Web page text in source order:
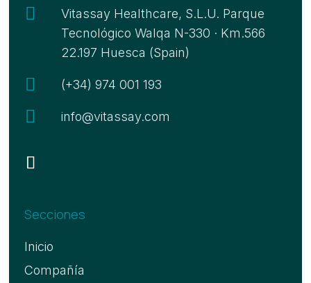

Vitassay Healthcare, S.L.U. Parque
Tecnológico Walqa N-330 · Km.566
22.197 Huesca (Spain)
 (+34) 974 001 193
 info@vitassay.com
Secciones
Inicio
Compañía